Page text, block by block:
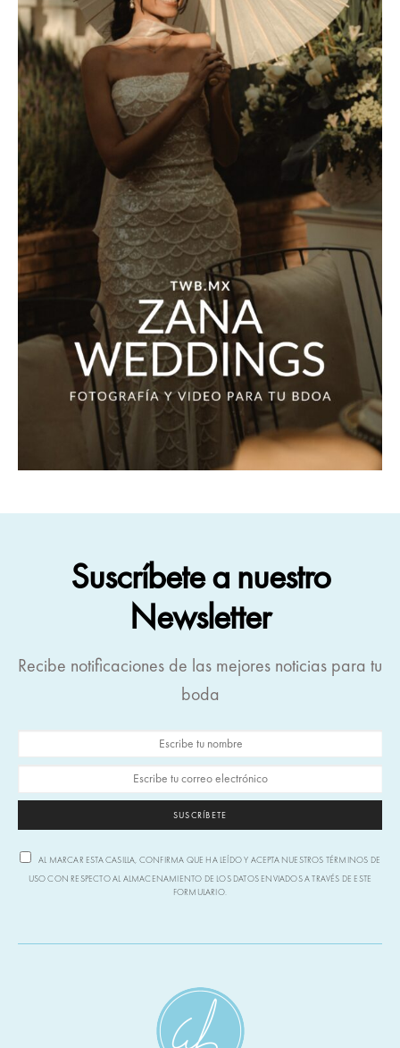
Suscríbete a nuestro
Newsletter
Recibe notificaciones de las mejores noticias para tu
boda
SUSCRÍBETE
AL MARCAR ESTA CASILLA, CONFIRMA QUE HA LEÍDO Y ACEPTA NUESTROS TÉRMINOS DE
USO CON RESPECTO AL ALMACENAMIENTO DE LOS DATOS ENVIADOS A TRAVÉS DE ESTE
FORMULARIO.